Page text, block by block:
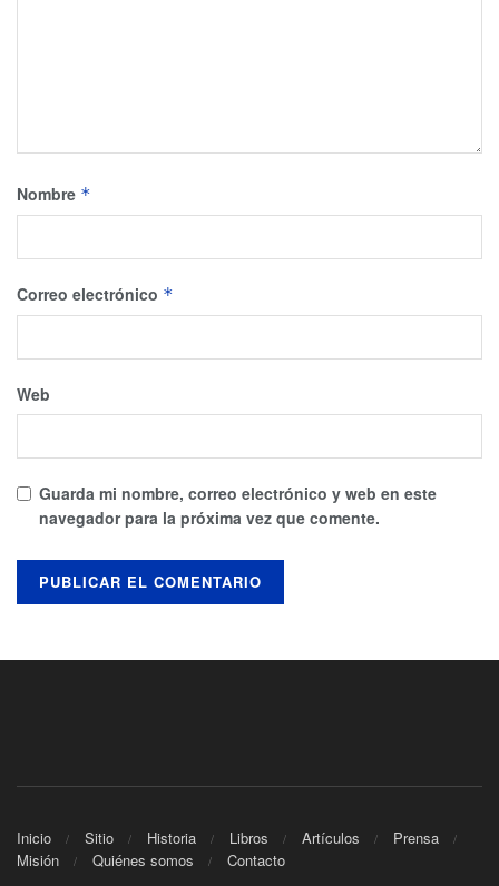
Nombre *
Correo electrónico *
Web
Guarda mi nombre, correo electrónico y web en este
navegador para la próxima vez que comente.
Inicio Sitio Historia Libros Artículos
Prensa
Misión
Quiénes somos Contacto